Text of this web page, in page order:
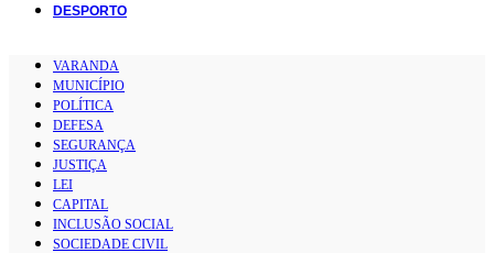
DESPORTO
VARANDA
MUNICÍPIO
POLÍTICA
DEFESA
SEGURANÇA
JUSTIÇA
LEI
CAPITAL
INCLUSÃO SOCIAL
SOCIEDADE CIVIL